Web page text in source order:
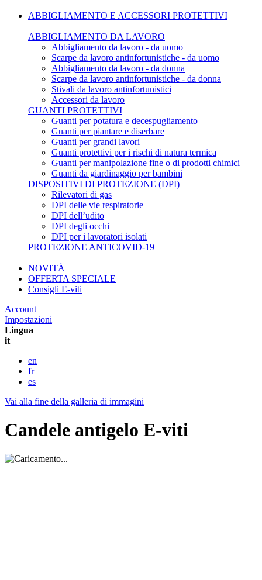
ABBIGLIAMENTO E ACCESSORI PROTETTIVI
ABBIGLIAMENTO DA LAVORO
Abbigliamento da lavoro - da uomo
Scarpe da lavoro antinfortunistiche - da uomo
Abbigliamento da lavoro - da donna
Scarpe da lavoro antinfortunistiche - da donna
Stivali da lavoro antinfortunistici
Accessori da lavoro
GUANTI PROTETTIVI
Guanti per potatura e decespugliamento
Guanti per piantare e diserbare
Guanti per grandi lavori
Guanti protettivi per i rischi di natura termica
Guanti per manipolazione fine o di prodotti chimici
Guanti da giardinaggio per bambini
DISPOSITIVI DI PROTEZIONE (DPI)
Rilevatori di gas
DPI delle vie respiratorie
DPI dell’udito
DPI degli occhi
DPI per i lavoratori isolati
PROTEZIONE ANTICOVID-19
NOVITÀ
OFFERTA SPECIALE
Consigli E-viti
Account
Impostazioni
Lingua
it
en
fr
es
Vai alla fine della galleria di immagini
Candele antigelo E-viti